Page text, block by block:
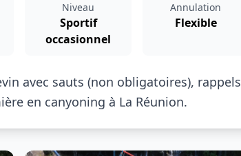
Niveau
Sportif
occasionnel
Annulation
Flexible
avec sauts (non obligatoires), rappels
en canyoning à La Réunion.